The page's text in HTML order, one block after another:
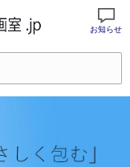
お知らせ